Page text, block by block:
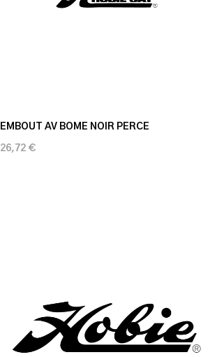
EMBOUT AV BOME NOIR PERCE
26,72 €